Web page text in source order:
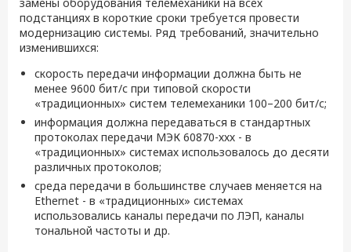
подстанциях в короткие сроки требуется провести
модернизацию системы. Ряд требований, значительно
изменившихся:
скорость передачи информации должна быть не
менее 9600 бит/с при типовой скорости
«традиционных» систем телемеханики 100–200 бит/с;
информация должна передаваться в стандартных
протоколах передачи МЭК 60870-ххх - в
«традиционных» системах использовалось до десяти
различных протоколов;
среда передачи в большинстве случаев меняется на
Ethernet - в «традиционных» системах
использовались каналы передачи по ЛЭП, каналы
тональной частоты и др.